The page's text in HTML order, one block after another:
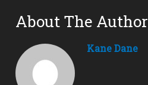
About The Author
Kane Dane